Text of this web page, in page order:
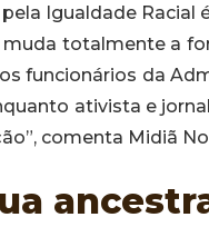
Igualdade
muda totalmente a
funcionários da
ativista e
comenta Midiã